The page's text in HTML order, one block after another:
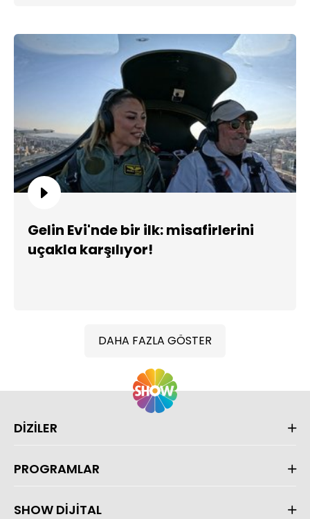
Gelin Evi'nde bir ilk: misafirlerini
uçakla karşılıyor!
DAHA FAZLA GÖSTER
DİZİLER
PROGRAMLAR
SHOW DİJİTAL